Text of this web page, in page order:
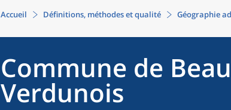
Accueil Définitions, méthodes et qualité Géographie
Commune de
Verdunois